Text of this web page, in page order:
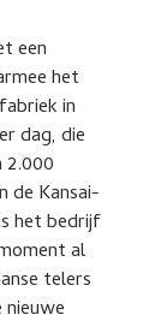
een
het
in
dag, die
de Kansai-
het bedrijf
al
telers